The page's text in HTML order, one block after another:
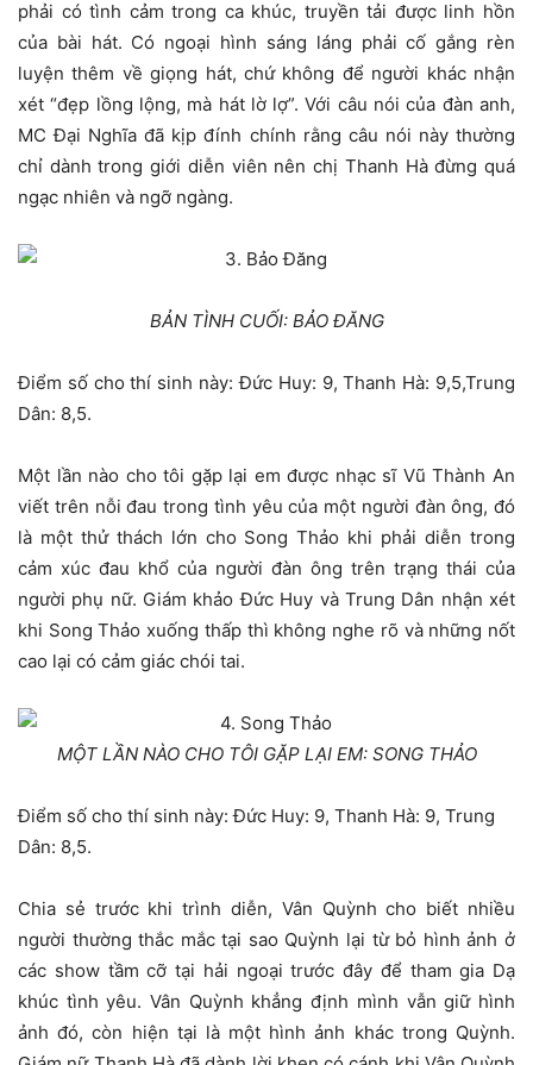
phải có tình cảm trong ca khúc, truyền tải được linh hồn
của bài hát. Có ngoại hình sáng láng phải cố gắng rèn
luyện thêm về giọng hát, chứ không để người khác nhận
xét “đẹp lồng lộng, mà hát lờ lợ”. Với câu nói của đàn anh,
MC Đại Nghĩa đã kịp đính chính rằng câu nói này thường
chỉ dành trong giới diễn viên nên chị Thanh Hà đừng quá
ngạc nhiên và ngỡ ngàng.
BẢN TÌNH CUỐI: BẢO ĐĂNG
Điểm số cho thí sinh này: Đức Huy: 9, Thanh Hà: 9,5,Trung
Dân: 8,5.
Một lần nào cho tôi gặp lại em được nhạc sĩ Vũ Thành An
viết trên nỗi đau trong tình yêu của một người đàn ông, đó
là một thử thách lớn cho Song Thảo khi phải diễn trong
cảm xúc đau khổ của người đàn ông trên trạng thái của
người phụ nữ. Giám khảo Đức Huy và Trung Dân nhận xét
khi Song Thảo xuống thấp thì không nghe rõ và những nốt
cao lại có cảm giác chói tai.
MỘT LẦN NÀO CHO TÔI GẶP LẠI EM: SONG THẢO
Điểm số cho thí sinh này: Đức Huy: 9, Thanh Hà: 9, Trung
Dân: 8,5.
Chia sẻ trước khi trình diễn, Vân Quỳnh cho biết nhiều
người thường thắc mắc tại sao Quỳnh lại từ bỏ hình ảnh ở
các show tầm cỡ tại hải ngoại trước đây để tham gia Dạ
khúc tình yêu. Vân Quỳnh khẳng định mình vẫn giữ hình
ảnh đó, còn hiện tại là một hình ảnh khác trong Quỳnh.